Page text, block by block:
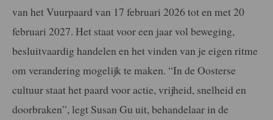
van het Vuurpaard van 17 februari 2026 tot en met 20
februari 2027. Het staat voor een jaar vol beweging,
besluitvaardig handelen en het vinden van je eigen ritme
om verandering mogelijk te maken. “In de Oosterse
cultuur staat het paard voor actie, vrijheid, snelheid en
doorbraken”, legt Susan Gu uit, behandelaar in de